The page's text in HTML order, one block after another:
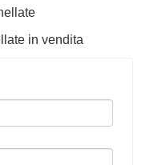
in vendita